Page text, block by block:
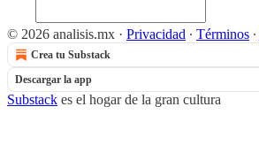
© 2026 analisis.mx · Privacidad ∙ Términos ∙
Crea tu Substack
Descargar la app
Substack es el hogar de la gran cultura